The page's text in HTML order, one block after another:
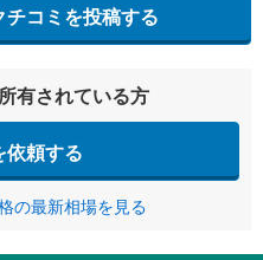
コミを投稿する
有されている方
依頼する
の最新相場を見る